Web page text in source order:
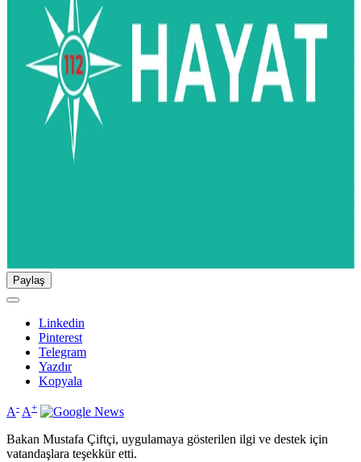
Paylaş
Linkedin
Pinterest
Telegram
Yazdır
Kopyala
A- A+
Bakan Mustafa Çiftçi, uygulamaya gösterilen ilgi ve destek için
vatandaşlara teşekkür etti.